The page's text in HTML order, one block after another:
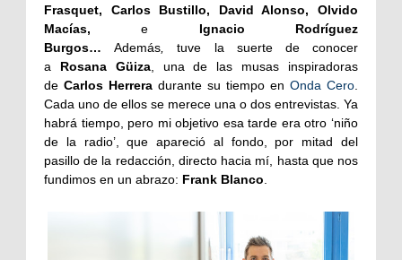
Frasquet, Carlos Bustillo, David Alonso, Olvido
Macías,e Ignacio Rodríguez
Burgos…Además,tuve la suerte de conocer
a Rosana Güiza, una de las musas inspiradoras
de Carlos Herrera durante su tiempo en Onda Cero.
Cada uno de ellos se merece una o dos entrevistas. Ya
habrá tiempo, pero mi objetivo esa tarde era otro ‘niño
de la radio’, que apareció al fondo, por mitad del
pasillo de la redacción, directo hacia mí, hasta que nos
fundimos en un abrazo: Frank Blanco.